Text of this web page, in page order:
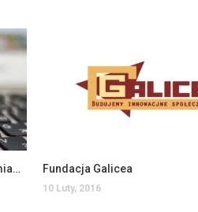
Przedsiębiorczość w ICT na rzecz zmian społecznych Fundacja Galicea
10 Luty, 2016